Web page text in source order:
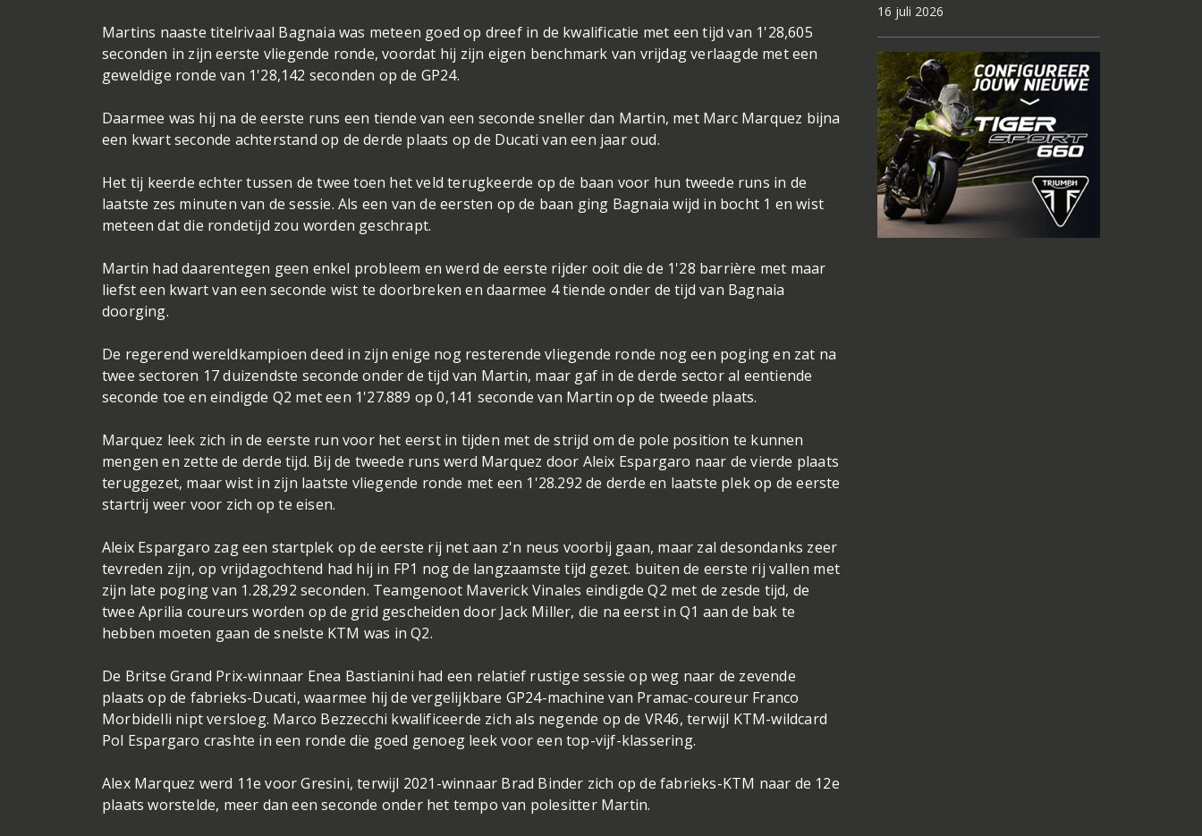
Martins naaste titelrivaal Bagnaia was meteen goed op dreef in de kwalificatie met een tijd van 1'28,605
seconden in zijn eerste vliegende ronde, voordat hij zijn eigen benchmark van vrijdag verlaagde met een
geweldige ronde van 1'28,142 seconden op de GP24.
Daarmee was hij na de eerste runs een tiende van een seconde sneller dan Martin, met Marc Marquez bijna
een kwart seconde achterstand op de derde plaats op de Ducati van een jaar oud.
Het tij keerde echter tussen de twee toen het veld terugkeerde op de baan voor hun tweede runs in de
laatste zes minuten van de sessie. Als een van de eersten op de baan ging Bagnaia wijd in bocht 1 en wist
meteen dat die rondetijd zou worden geschrapt.
Martin had daarentegen geen enkel probleem en werd de eerste rijder ooit die de 1'28 barrière met maar
liefst een kwart van een seconde wist te doorbreken en daarmee 4 tiende onder de tijd van Bagnaia
doorging.
De regerend wereldkampioen deed in zijn enige nog resterende vliegende ronde nog een poging en zat na
twee sectoren 17 duizendste seconde onder de tijd van Martin, maar gaf in de derde sector al eentiende
seconde toe en eindigde Q2 met een 1'27.889 op 0,141 seconde van Martin op de tweede plaats.
Marquez leek zich in de eerste run voor het eerst in tijden met de strijd om de pole position te kunnen
mengen en zette de derde tijd. Bij de tweede runs werd Marquez door Aleix Espargaro naar de vierde plaats
teruggezet, maar wist in zijn laatste vliegende ronde met een 1'28.292 de derde en laatste plek op de eerste
startrij weer voor zich op te eisen.
Aleix Espargaro zag een startplek op de eerste rij net aan z'n neus voorbij gaan, maar zal desondanks zeer
tevreden zijn, op vrijdagochtend had hij in FP1 nog de langzaamste tijd gezet. buiten de eerste rij vallen met
zijn late poging van 1.28,292 seconden. Teamgenoot Maverick Vinales eindigde Q2 met de zesde tijd, de
twee Aprilia coureurs worden op de grid gescheiden door Jack Miller, die na eerst in Q1 aan de bak te
hebben moeten gaan de snelste KTM was in Q2.
De Britse Grand Prix-winnaar Enea Bastianini had een relatief rustige sessie op weg naar de zevende
plaats op de fabrieks-Ducati, waarmee hij de vergelijkbare GP24-machine van Pramac-coureur Franco
Morbidelli nipt versloeg. Marco Bezzecchi kwalificeerde zich als negende op de VR46, terwijl KTM-wildcard
Pol Espargaro crashte in een ronde die goed genoeg leek voor een top-vijf-klassering.
Alex Marquez werd 11e voor Gresini, terwijl 2021-winnaar Brad Binder zich op de fabrieks-KTM naar de 12e
plaats worstelde, meer dan een seconde onder het tempo van polesitter Martin.
16 juli 2026